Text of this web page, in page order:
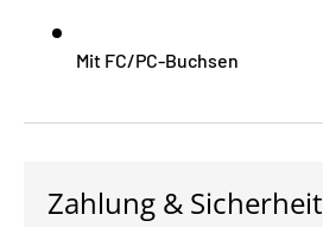
Mit FC/PC-Buchsen
Zahlung & Sicherheit